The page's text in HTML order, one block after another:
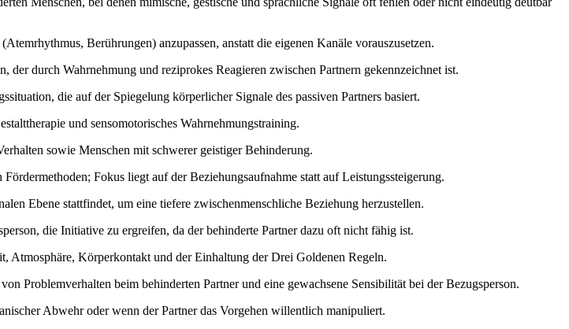
Berührungen) anzupassen, anstatt die eigenen Kanäle vorauszusetzen.
durch Wahrnehmung und reziprokes Reagieren zwischen Partnern gekennzeichnet ist.
die auf der Spiegelung körperlicher Signale des passiven Partners basiert.
und sensomotorisches Wahrnehmungstraining.
sowie Menschen mit schwerer geistiger Behinderung.
Fokus liegt auf der Beziehungsaufnahme statt auf Leistungssteigerung.
Ebene stattfindet, um eine tiefere zwischenmenschliche Beziehung herzustellen.
die Initiative zu ergreifen, da der behinderte Partner dazu oft nicht fähig ist.
Atmosphäre, Körperkontakt und der Einhaltung der Drei Goldenen Regeln.
Problemverhalten beim behinderten Partner und eine gewachsene Sensibilität bei der Bezugsperson.
Abwehr oder wenn der Partner das Vorgehen willentlich manipuliert.